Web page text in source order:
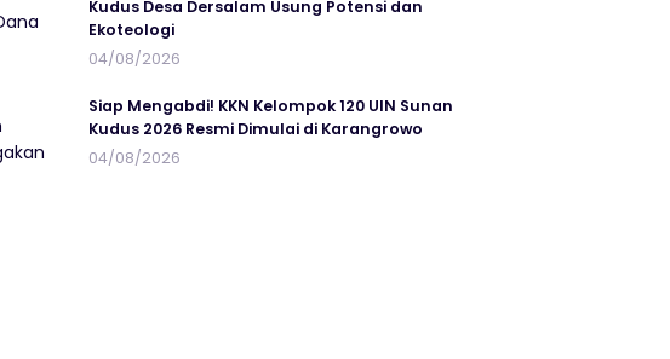
Kudus Desa Dersalam Usung Potensi dan
Ekoteologi
04/08/2026
Siap Mengabdi! KKN Kelompok 120 UIN Sunan
Kudus 2026 Resmi Dimulai di Karangrowo
04/08/2026